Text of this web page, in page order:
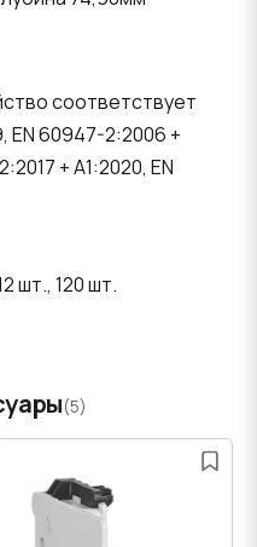
соответствует
EN 60947-2:2006 +
+ A1:2020, EN
шт., 120 шт.
(5)